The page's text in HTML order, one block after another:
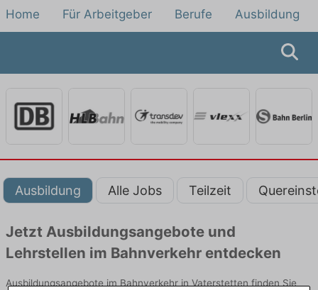
Home Für Arbeitgeber Berufe Ausbildung
Ausbildung Alle Jobs Teilzeit
Jetzt Ausbildungsangebote und
Lehrstellen im Bahnverkehr entdecken
Ausbildungsangebote im Bahnverkehr in Vaterstetten finden Sie